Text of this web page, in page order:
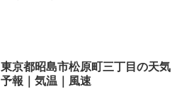
東京都昭島市松原町三丁目の天気
予報｜気温｜風速